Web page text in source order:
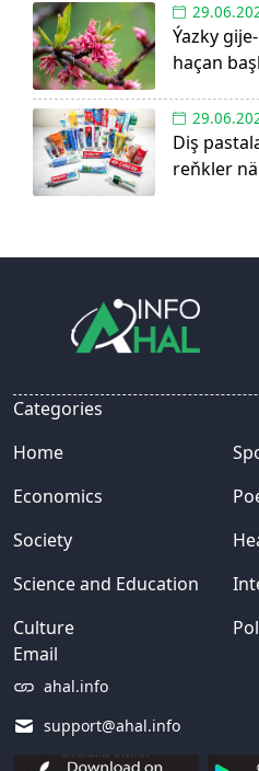
Ýazky
haçan
Diş
reňkler
Email
ahal.info
support@ahal.info
Categories
Home
Economics
Society
Science and Education
Culture